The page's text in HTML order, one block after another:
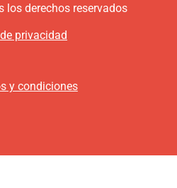
los derechos reservados
privacidad
y condiciones